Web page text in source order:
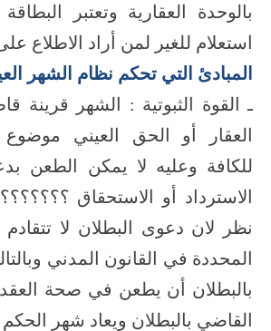
بالوحدة العقارية وتعتبر
استعلام للغير لمن أراد الاطلاع
المبادئ التي تحكم نظام الشهر
ـ القوة الثبوتية : الشهر قرينة
العقار أو الحق العيني موضوع
للكافة وعليه لا يمكن الطعن
الاسترداد أو الاستحقاق
نظر لان دعوى البطلان لا تتقادم
المحددة في القانون المدني
بالبطلان أن يطعن في صحة
القاضي بالبطلان ويعاد شهر